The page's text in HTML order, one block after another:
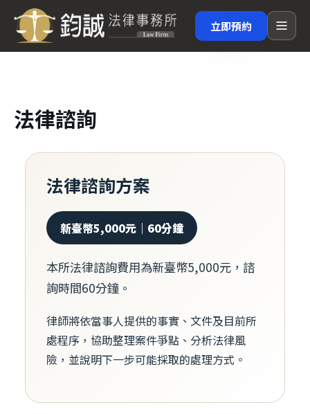
立即預約
法律諮詢
法律諮詢方案
新臺幣5,000元｜60分鐘
本所法律諮詢費用為新臺幣5,000元，諮
詢時間60分鐘。
律師將依當事人提供的事實、文件及目前所
處程序，協助整理案件爭點、分析法律風
險，並說明下一步可能採取的處理方式。